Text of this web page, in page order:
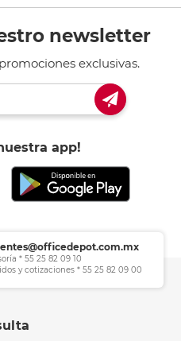
newsletter
exclusivas.
app!
* 55 25 82 09 10
y cotizaciones * 55 25 82 09 00